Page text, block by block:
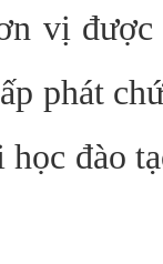
vị được
phát
học đào